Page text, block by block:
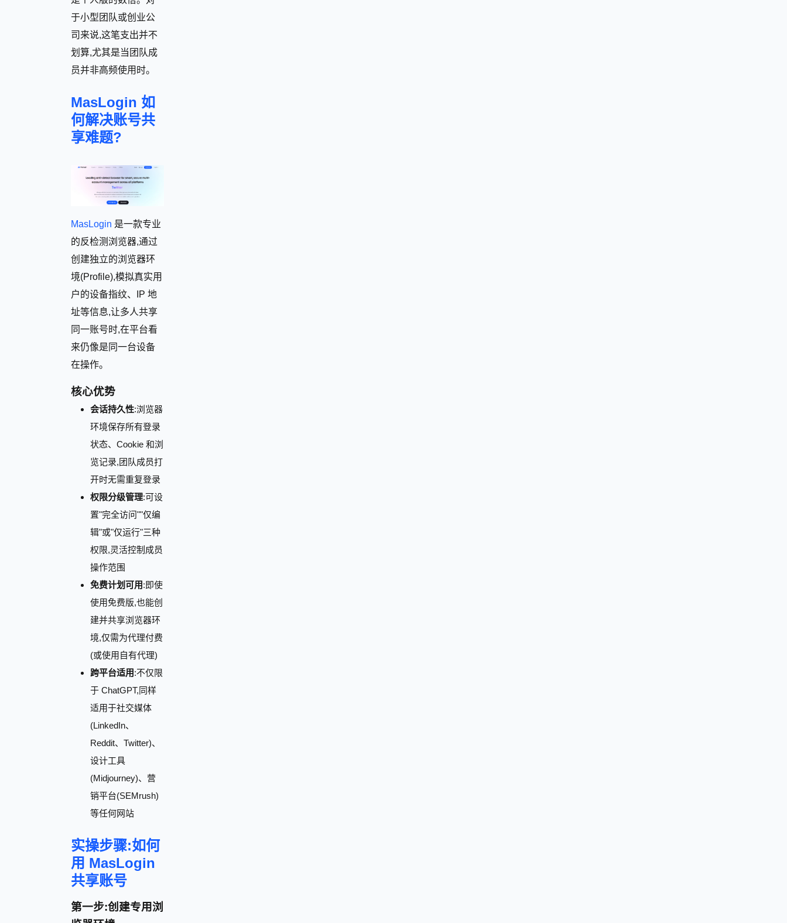
于小型团队或创业公
司来说,这笔支出并不
划算,尤其是当团队成
员并非高频使用时。
MasLogin 如
何解决账号共
享难题?
MasLogin 是一款专业
的反检测浏览器,通过
创建独立的浏览器环
境(Profile),模拟真实用
户的设备指纹、IP 地
址等信息,让多人共享
同一账号时,在平台看
来仍像是同一台设备
在操作。
核心优势
会话持久性:浏览器
环境保存所有登录
状态、Cookie 和浏
览记录,团队成员打
开时无需重复登录
权限分级管理:可设
置"完全访问""仅编
辑"或"仅运行"三种
权限,灵活控制成员
操作范围
免费计划可用:即使
使用免费版,也能创
建并共享浏览器环
境,仅需为代理付费
(或使用自有代理)
跨平台适用:不仅限
于 ChatGPT,同样
适用于社交媒体
(LinkedIn、
Reddit、Twitter)、
设计工具
(Midjourney)、营
销平台(SEMrush)
等任何网站
实操步骤:如何
用 MasLogin
共享账号
第一步:创建专用浏